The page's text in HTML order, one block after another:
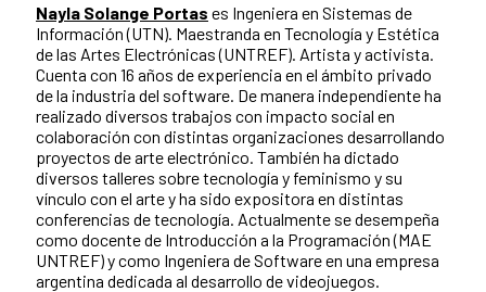
Nayla Solange Portas es Ingeniera en Sistemas de
Información (UTN). Maestranda en Tecnología y Estética
de las Artes Electrónicas (UNTREF). Artista y activista.
Cuenta con 16 años de experiencia en el ámbito privado
de la industria del software. De manera independiente ha
realizado diversos trabajos con impacto social en
colaboración con distintas organizaciones desarrollando
proyectos de arte electrónico. También ha dictado
diversos talleres sobre tecnología y feminismo y su
vínculo con el arte y ha sido expositora en distintas
conferencias de tecnología. Actualmente se desempeña
como docente de Introducción a la Programación (MAE
UNTREF) y como Ingeniera de Software en una empresa
argentina dedicada al desarrollo de videojuegos.